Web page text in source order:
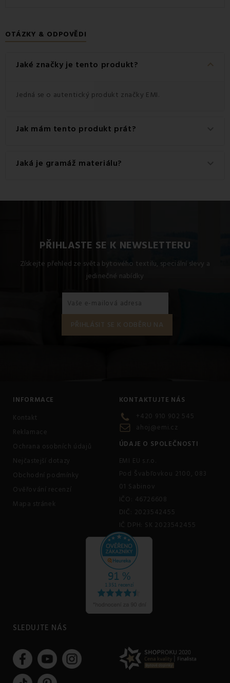
OTÁZKY & ODPOVĚDI
Jaké značky je tento produkt? keyboard_arrow_down
Jedná se o autentický produkt značky EMI.
Jak mám tento produkt prát?
Pro dosažení nejlepších výsledků doporučujeme tento
produkt prát na 60 °C.
Jaká je gramáž materiálu?
PŘIHLASTE SE K NEWSLETTERU
Získejte přehled ze světa bytového textilu, speciální slevy a
jedinečné nabídky
INFORMACE
Kontakt
Reklamace
Ochrana osobních údajů
Nejčastejší dotazy
Obchodní podmínky
Ověřování recenzí
Mapa stránek
KONTAKTUJTE NÁS
+420 910 902 545
ahoj@emi.cz
ÚDAJE O SPOLEČNOSTI
EMI EU s.r.o.
Pod Švabľovkou 2100, 083
01 Sabinov
IČO: 46726608
DIČ: 2023542455
IČ DPH: SK 2023542455
SLEDUJTE NÁS